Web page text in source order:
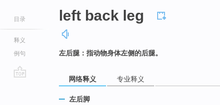
目录
释义
例句
left back leg
左后腿：指动物身体左侧的后腿。
网络释义 专业释义
左后脚